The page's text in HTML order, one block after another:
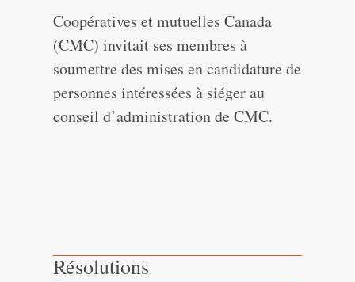
Coopératives et mutuelles Canada
(CMC) invitait ses membres à
soumettre des mises en candidature de
personnes intéressées à siéger au
conseil d’administration de CMC.
Résolutions